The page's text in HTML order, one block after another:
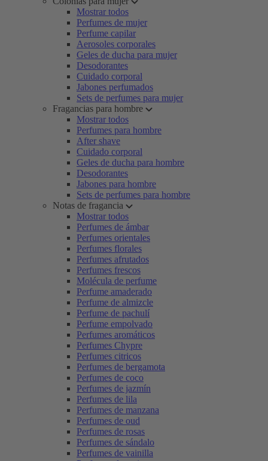
Mostrar todos
Perfumes de mujer
Perfume capilar
Aerosoles corporales
Geles de ducha para mujer
Desodorantes
Cuidado corporal
Jabones perfumados
Sets de perfumes para mujer
Fragancias para hombre
Mostrar todos
Perfumes para hombre
After shave
Cuidado corporal
Geles de ducha para hombre
Desodorantes
Jabones para hombre
Sets de perfumes para hombre
Notas de fragancia
Mostrar todos
Perfumes de ámbar
Perfumes orientales
Perfumes florales
Perfumes afrutados
Perfumes frescos
Molécula de perfume
Perfume amaderado
Perfume de almizcle
Perfume de pachulí
Perfume empolvado
Perfumes aromáticos
Perfumes Chypre
Perfumes citricos
Perfumes de bergamota
Perfumes de coco
Perfumes de jazmín
Perfumes de lila
Perfumes de manzana
Perfumes de oud
Perfumes de rosas
Perfumes de sándalo
Perfumes de vainilla